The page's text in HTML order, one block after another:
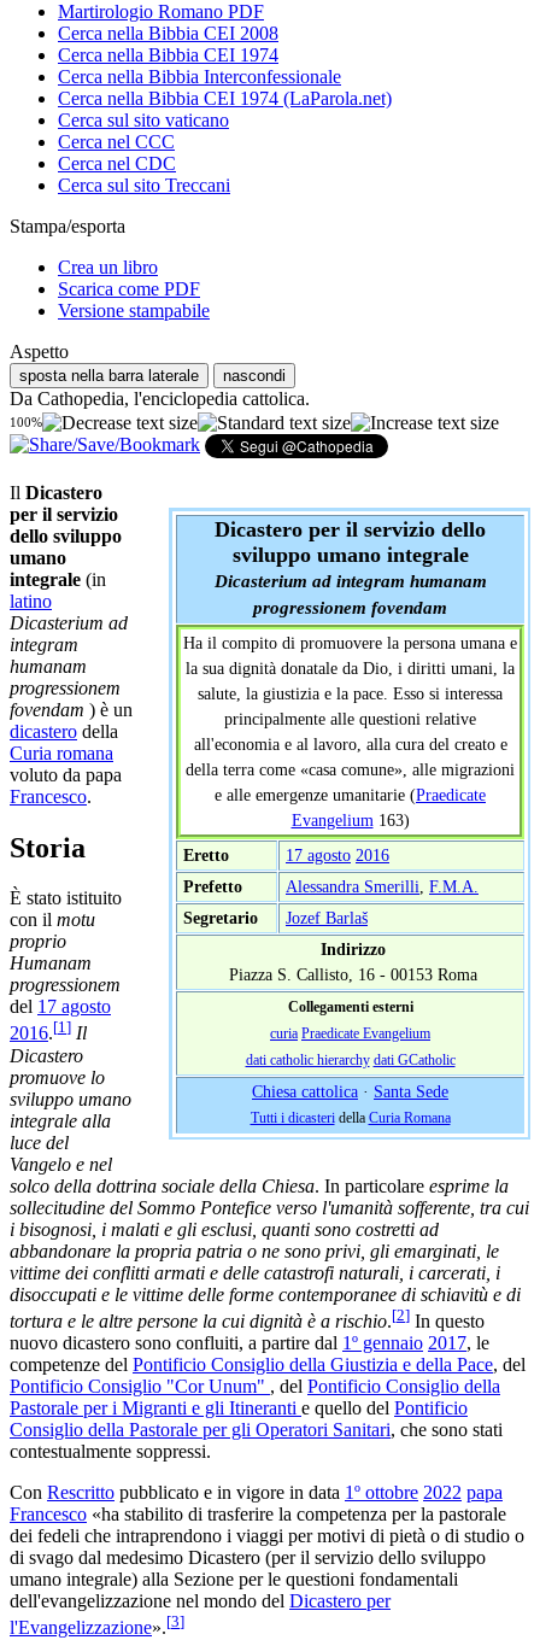
Martirologio Romano PDF
Cerca nella Bibbia CEI 2008
Cerca nella Bibbia CEI 1974
Cerca nella Bibbia Interconfessionale
Cerca nella Bibbia CEI 1974 (LaParola.net)
Cerca sul sito vaticano
Cerca nel CCC
Cerca nel CDC
Cerca sul sito Treccani
Stampa/esporta
Crea un libro
Scarica come PDF
Versione stampabile
Aspetto
sposta nella barra laterale nascondi
Da Cathopedia, l'enciclopedia cattolica.
100%
Dicastero per il servizio dello
sviluppo umano integrale
Dicasterium ad integram humanam
progressionem fovendam
Ha il compito di promuovere la persona umana e
la sua dignità donatale da Dio, i diritti umani, la
salute, la giustizia e la pace. Esso si interessa
principalmente alle questioni relative
all'economia e al lavoro, alla cura del creato e
della terra come «casa comune», alle migrazioni
e alle emergenze umanitarie (Praedicate
Evangelium 163)
Eretto
17 agosto 2016
Prefetto
Alessandra Smerilli F.M.A.
Segretario
Jozef Barlaš
Indirizzo
Piazza S. Callisto, 16 - 00153 Roma
Collegamenti esterni
curia Praedicate Evangelium
dati catholic hierarchy dati GCatholic
Chiesa cattolica · Santa Sede
Tutti i dicasteridella Curia Romana
Il Dicastero
per il servizio
dello sviluppo
umano
integrale (in
latino
Dicasterium ad
integram
humanam
progressionem
fovendam ) è un
dicastero della
Curia romana
voluto da papa
Francesco.
Storia
È stato istituito
con il motu
proprio
Humanam
progressionem
del 17 agosto
2016.[1] Il
Dicastero
promuove lo
sviluppo umano
integrale alla
luce del
Vangelo e nel
solco della dottrina sociale della Chiesa. In particolare esprime la
sollecitudine del Sommo Pontefice verso l'umanità sofferente, tra cui
i bisognosi, i malati e gli esclusi, quanti sono costretti ad
abbandonare la propria patria o ne sono privi, gli emarginati, le
vittime dei conflitti armati e delle catastrofi naturali, i carcerati, i
disoccupati e le vittime delle forme contemporanee di schiavitù e di
tortura e le altre persone la cui dignità è a rischio.[2] In questo
nuovo dicastero sono confluiti, a partire dal 1º gennaio 2017, le
competenze del Pontificio Consiglio della Giustizia e della Pace, del
Pontificio Consiglio "Cor Unum" , del Pontificio Consiglio della
Pastorale per i Migranti e gli Itineranti e quello del Pontificio
Consiglio della Pastorale per gli Operatori Sanitari, che sono stati
contestualmente soppressi.
Con Rescritto pubblicato e in vigore in data 1º ottobre 2022 papa
Francesco «ha stabilito di trasferire la competenza per la pastorale
dei fedeli che intraprendono i viaggi per motivi di pietà o di studio o
di svago dal medesimo Dicastero (per il servizio dello sviluppo
umano integrale) alla Sezione per le questioni fondamentali
dell'evangelizzazione nel mondo del Dicastero per
l'Evangelizzazione».[3]